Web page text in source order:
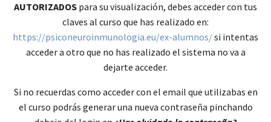
AUTORIZADOS para su visualización, debes acceder con tus
claves al curso que has realizado en:
https://psiconeuroinmunologia.eu/ex-alumnos/si intentas
acceder a otro que no has realizado el sistema no va a
dejarte acceder.
Si no recuerdas como acceder con el email que utilizabas en
el curso podrás generar una nueva contraseña pinchando